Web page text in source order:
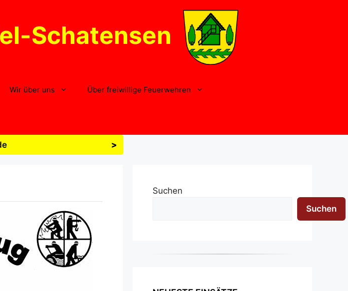
Schatensen
Wir über uns Über freiwillige Feuerwehren
>
Suchen
Suchen